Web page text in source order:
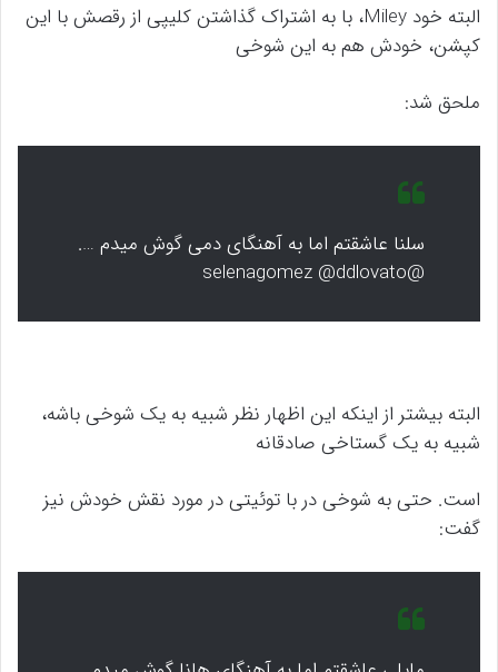
البته خود Miley، با به اشتراک گذاشتن کلیپی از رقصش با این
کپشن، خودش هم به این شوخی
ملحق شد:
سلنا عاشقتم اما به آهنگای دمی گوش میدم ….
@selenagomez @ddlovato
البته بیشتر از اینکه این اظهار نظر شبیه به یک شوخی باشه،
شبیه به یک گستاخی صادقانه
است. حتی به شوخی در با توئیتی در مورد نقش خودش نیز
گفت: